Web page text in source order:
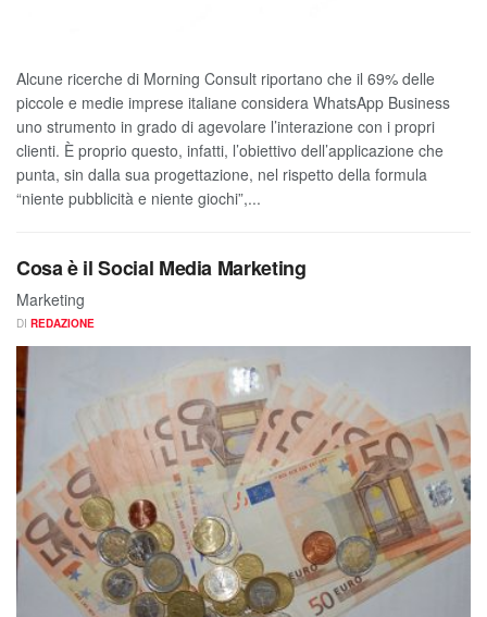
Alcune ricerche di Morning Consult riportano che il 69% delle
piccole e medie imprese italiane considera WhatsApp Business
uno strumento in grado di agevolare l’interazione con i propri
clienti. È proprio questo, infatti, l’obiettivo dell’applicazione che
punta, sin dalla sua progettazione, nel rispetto della formula
“niente pubblicità e niente giochi”,...
Cosa è il Social Media Marketing
Marketing
DI REDAZIONE